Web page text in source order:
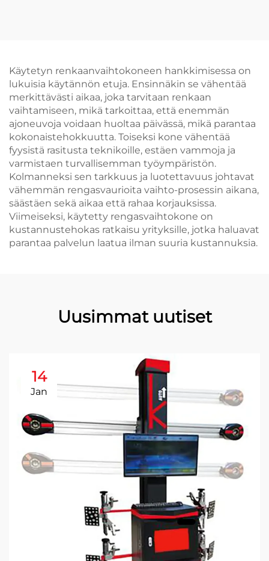
Käytetyn renkaanvaihtokoneen hankkimisessa on
lukuisia käytännön etuja. Ensinnäkin se vähentää
merkittävästi aikaa, joka tarvitaan renkaan
vaihtamiseen, mikä tarkoittaa, että enemmän
ajoneuvoja voidaan huoltaa päivässä, mikä parantaa
kokonaistehokkuutta. Toiseksi kone vähentää
fyysistä rasitusta teknikoille, estäen vammoja ja
varmistaen turvallisemman työympäristön.
Kolmanneksi sen tarkkuus ja luotettavuus johtavat
vähemmän rengasvaurioita vaihto-prosessin aikana,
säästäen sekä aikaa että rahaa korjauksissa.
Viimeiseksi, käytetty rengasvaihtokone on
kustannustehokas ratkaisu yrityksille, jotka haluavat
parantaa palvelun laatua ilman suuria kustannuksia.
Uusimmat uutiset
14
Jan